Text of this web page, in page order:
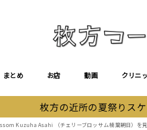
まとめ お店 動画 クリニ
枚方の近所の夏祭りス
Kuzuha Asahi （チェリーブロッサム楠葉朝日）を見